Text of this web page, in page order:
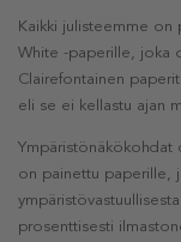
Kaikki julisteemme on
White -paperille, joka
Clairefontainen
eli se ei kellastu ajan
Ympäristönäkökohdat
on painettu paperille,
prosenttisesti